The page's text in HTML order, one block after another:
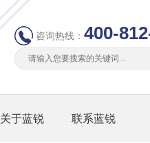
咨询热线： 400-
关于蓝锐 联系蓝锐